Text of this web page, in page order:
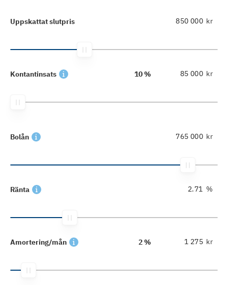
Uppskattat slutpris kr
Kontantinsats 10 % kr
Bolån kr
Ränta %
Amortering/mån 2 % kr